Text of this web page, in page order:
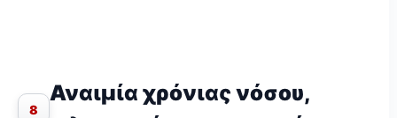
8
Αναιμία χρόνιας νόσου,